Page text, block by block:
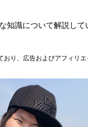
知識について解説して
り、広告およびアフィリエ